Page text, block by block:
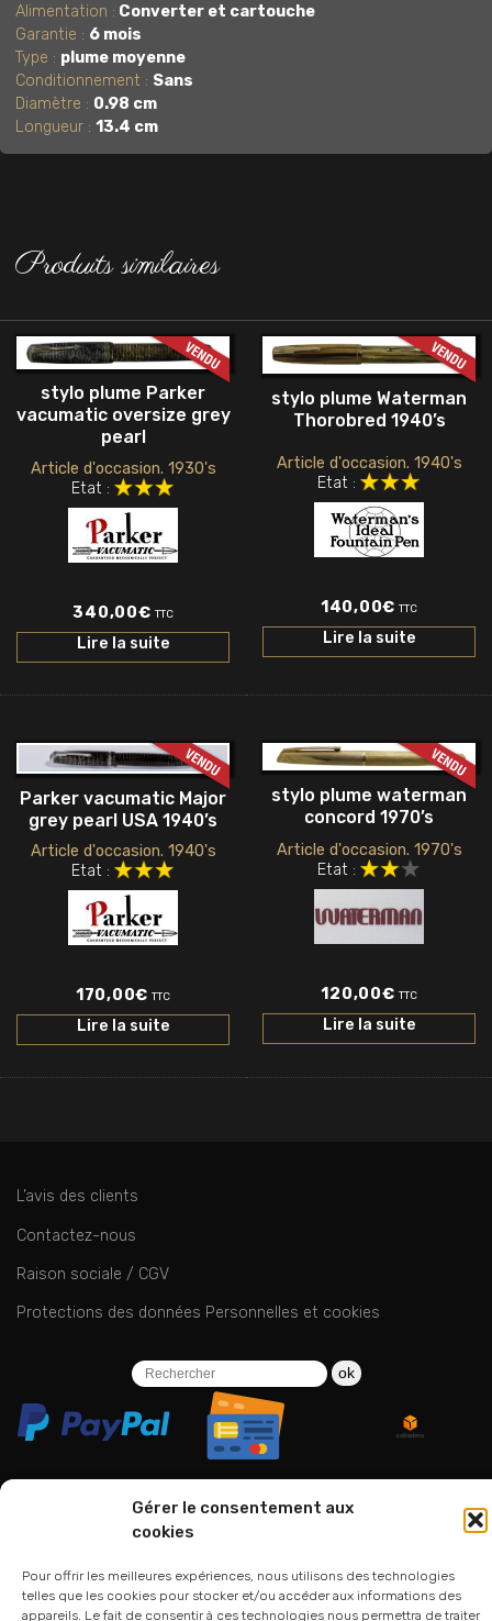
Gérer le consentement aux
cookies
Pour offrir les meilleures expériences, nous utilisons des technologies
telles que les cookies pour stocker et/ou accéder aux informations des
appareils. Le fait de consentir à ces technologies nous permettra de traiter
Alimentation : Converter et cartouche
Garantie : 6 mois
Type : plume moyenne
Conditionnement : Sans
Diamètre : 0.98 cm
Longueur :13.4 cm
Produits similaires
stylo plume Parker
vacumatic oversize grey
pearl
Article d'occasion. 1930's
Etat :
340,00€ TTC
Lire la suite
stylo plume Waterman
Thorobred 1940’s
Article d'occasion. 1940's
Etat :
140,00€ TTC
Lire la suite
Parker vacumatic Major
grey pearl USA 1940’s
Article d'occasion. 1940's
Etat :
170,00€ TTC
Lire la suite
stylo plume waterman
concord 1970’s
Article d'occasion. 1970's
Etat :
120,00€ TTC
Lire la suite
L’avis des clients
Contactez-nous
Raison sociale / CGV
Protections des données Personnelles et cookies
ok
01 75 33 00 85